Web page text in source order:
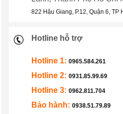
822 Hậu Giang, P.12, Quận 6, TP
Hotline hỗ trợ
Hotline 1: 0965.584.261
Hotline 2: 0931.85.99.69
Hotline 3: 0962.811.704
Bảo hành: 0938.51.79.89